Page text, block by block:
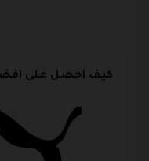
كيف احصل على